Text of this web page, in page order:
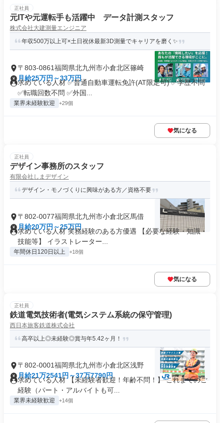
正社員
元ITや元運転手も活躍中 データ計測スタッフ
株式会社大建測量エンジニア
年収500万以上可×土日祝休最新3D測量でキャリアを磨く✨
〒803-0861福岡県北九州市小倉北区篠崎
月給25万円～33万円
求めている人材 ✅普通自動車運転免許(AT限定可) ✅学歴不問
✅転職回数不問 ✅外国...
業界未経験歓迎 +29個
気になる
正社員
デザイン事務所のスタッフ
有限会社しまデザイン
デザイン・モノづくりに興味がある方／資格不要
〒802-0077福岡県北九州市小倉北区馬借
月給20万円～25万円
求めている人材 実務経験のある方優遇 【必要な経験・知識・
技能等】 イラストレーター...
年間休日120日以上 +18個
気になる
正社員
鉄道電気技術者(電気システム系統の保守管理)
西日本旅客鉄道株式会社
高卒以上◎未経験◎賞与年5.42ヶ月！
〒802-0001福岡県北九州市小倉北区浅野
月給21万2541円～37万7790円
求めている人材 【未経験者歓迎！年齢不問！】 これまでのご
経験（パート・アルバイトも可...
業界未経験歓迎 +14個